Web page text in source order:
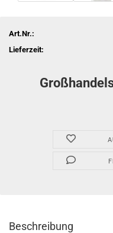
Art.Nr.:
Lieferzeit:
Beschreibung